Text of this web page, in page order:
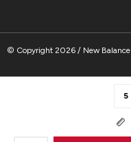
5
© Copyright 2026 / New Balance